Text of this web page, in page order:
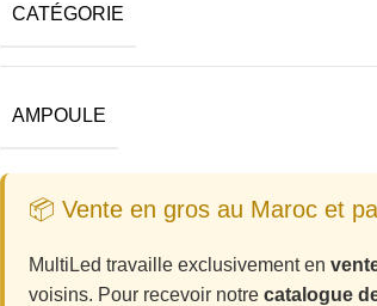
CATÉGORIE
AMPOULE
📦 Vente en gros au Maroc et
MultiLed travaille exclusivement en
voisins. Pour recevoir notre catalogue